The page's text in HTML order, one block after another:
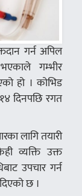
गर्न अपिल
गम्भीर
हो । कोभिड
दिनपछि रगत
लागि तयारी
व्यक्ति उक्त
उपचार गर्न
छ ।